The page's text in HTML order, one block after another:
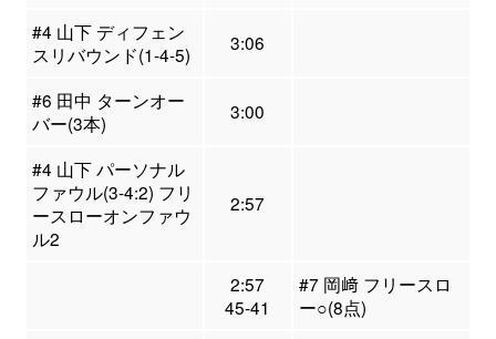
#4 山下 ディフェン
スリバウンド(1-4-5)
3:06
#6 田中 ターンオー
バー(3本)
3:00
#4 山下 パーソナル
ファウル(3-4:2) フリ
ースローオンファウ
ル2
2:57
2:57
45-41
#7 岡﨑 フリースロ
ー○(8点)